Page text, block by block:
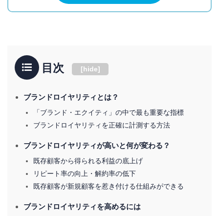
目次 [hide]
ブランドロイヤリティとは？
「ブランド・エクイティ」の中で最も重要な指標
ブランドロイヤリティを正確に計測する方法
ブランドロイヤリティが高いと何が変わる？
既存顧客から得られる利益の底上げ
リピート率の向上・解約率の低下
既存顧客が新規顧客を惹き付ける仕組みができる
ブランドロイヤリティを高めるには